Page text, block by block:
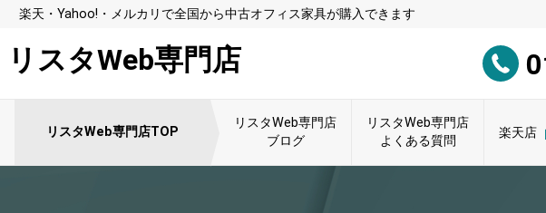
楽天・Yahoo!・メルカリで全国から中古オフィス家具が購入できます
リスタWeb専門店
リスタWeb専門店TOP
リスタWeb専門店
ブログ
リスタWeb専門店
よくある質問
楽天店